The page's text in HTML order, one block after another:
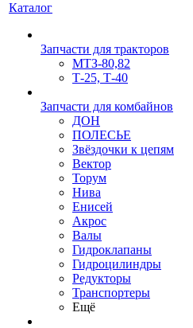
Каталог
Запчасти для тракторов
МТЗ-80,82
Т-25, Т-40
Запчасти для комбайнов
ДОН
ПОЛЕСЬЕ
Звёздочки к цепям
Вектор
Торум
Нива
Енисей
Акрос
Валы
Гидроклапаны
Гидроцилиндры
Редукторы
Транспортеры
Ещё